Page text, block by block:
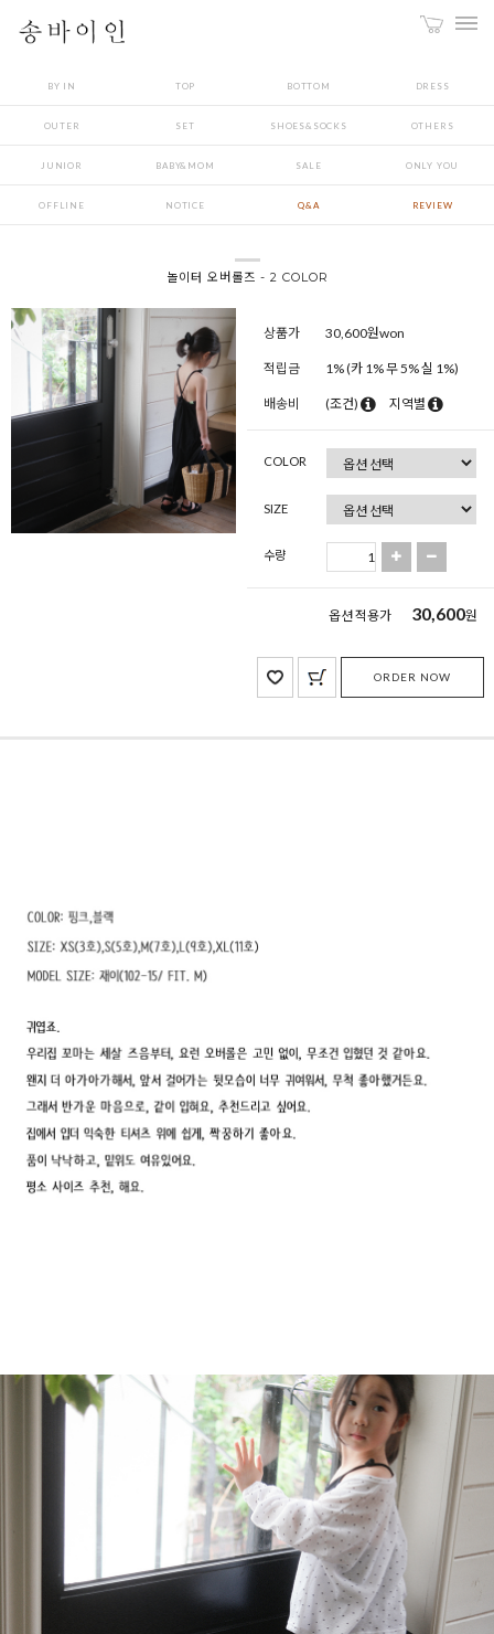
BY IN TOP BOTTOM DRESS
OUTER SET SHOES&SOCKS OTHERS
JUNIOR BABY&MOM SALE ONLY YOU
OFFLINE NOTICE Q&A REVIEW
놀이터 오버롤즈 - 2 COLOR
상품가 30,600원won
적립금 1% (카 1% 무 5% 실 1%)
배송비 (조건) 지역별
COLOR
SIZE
수량
옵션 적용가 30,600원
ORDER NOW